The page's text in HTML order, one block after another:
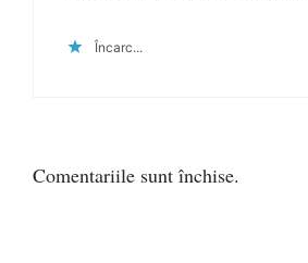
Încarc...
Comentariile sunt închise.